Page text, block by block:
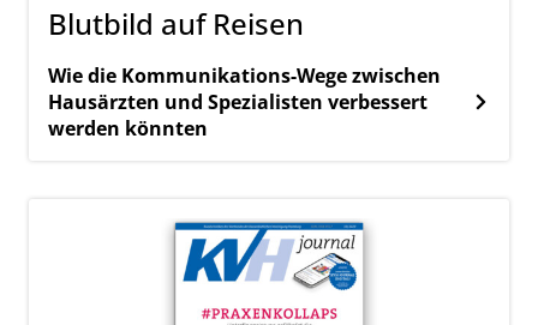
Blutbild auf Reisen
Wie die Kommunikations-Wege zwischen
Hausärzten und Spezialisten verbessert
werden könnten